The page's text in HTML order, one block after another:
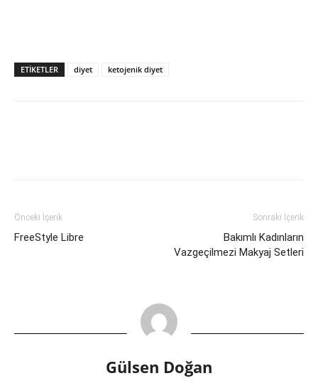
ETIKETLER diyet ketojenik diyet
Önceki İçerik
FreeStyle Libre
Sonraki İçerik
Bakımlı Kadınların
Vazgeçilmezi Makyaj Setleri
Gülsen Doğan